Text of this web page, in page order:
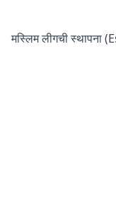
मस्लिम लीगची